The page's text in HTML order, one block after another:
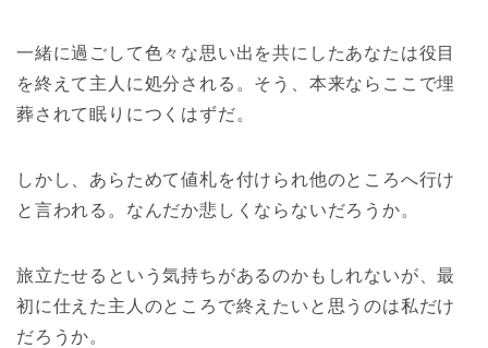
一緒に過ごして色々な思い出を共にしたあなたは役目
を終えて主人に処分される。そう、本来ならここで埋
葬されて眠りにつくはずだ。
しかし、あらためて値札を付けられ他のところへ行け
と言われる。なんだか悲しくならないだろうか。
旅立たせるという気持ちがあるのかもしれないが、最
初に仕えた主人のところで終えたいと思うのは私だけ
だろうか。